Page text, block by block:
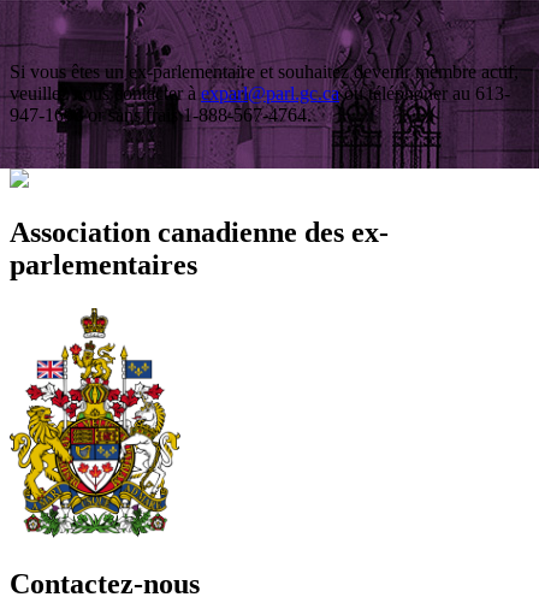
Si vous êtes un ex-parlementaire et souhaitez devenir membre actif,
veuillez nous contacter à exparl@parl.gc.caou téléphoner au 613-
947-1690 or sans frais 1-888-567-4764.
Association canadienne des ex-
parlementaires
Contactez-nous